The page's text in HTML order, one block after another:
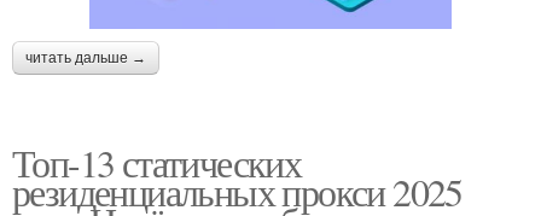
читать дальше →
Топ-13 статических
резиденциальных прокси 2025